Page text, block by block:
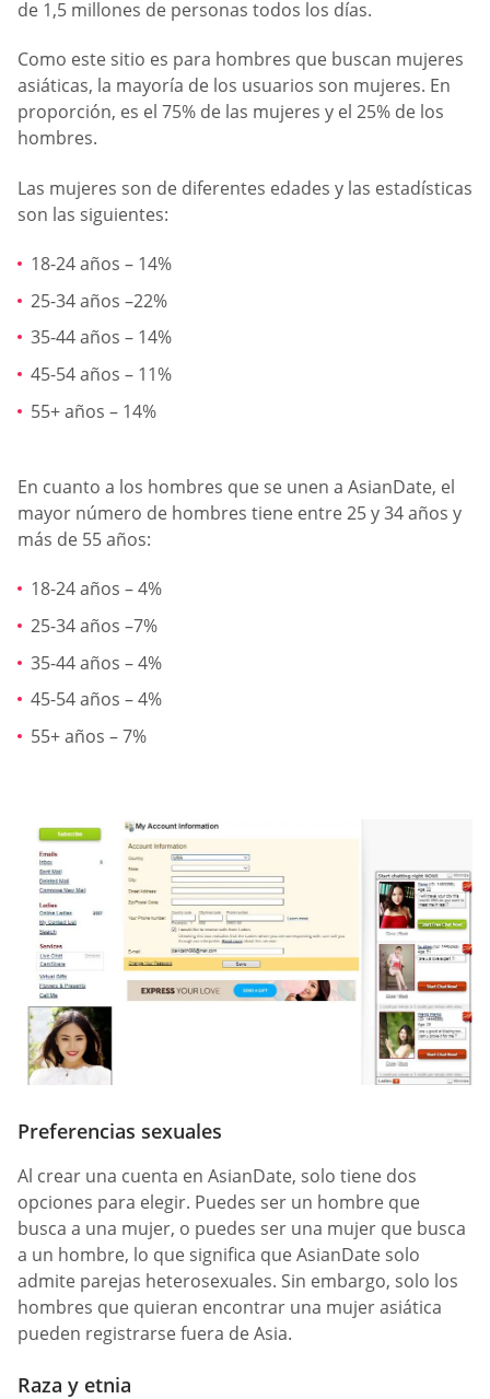
de 1,5 millones de personas todos los días.
Como este sitio es para hombres que buscan mujeres
asiáticas, la mayoría de los usuarios son mujeres. En
proporción, es el 75% de las mujeres y el 25% de los
hombres.
Las mujeres son de diferentes edades y las estadísticas
son las siguientes:
18-24 años – 14%
25-34 años –22%
35-44 años – 14%
45-54 años – 11%
55+ años – 14%
En cuanto a los hombres que se unen a AsianDate, el
mayor número de hombres tiene entre 25 y 34 años y
más de 55 años:
18-24 años – 4%
25-34 años –7%
35-44 años – 4%
45-54 años – 4%
55+ años – 7%
Preferencias sexuales
Al crear una cuenta en AsianDate, solo tiene dos
opciones para elegir. Puedes ser un hombre que
busca a una mujer, o puedes ser una mujer que busca
a un hombre, lo que significa que AsianDate solo
admite parejas heterosexuales. Sin embargo, solo los
hombres que quieran encontrar una mujer asiática
pueden registrarse fuera de Asia.
Raza y etnia